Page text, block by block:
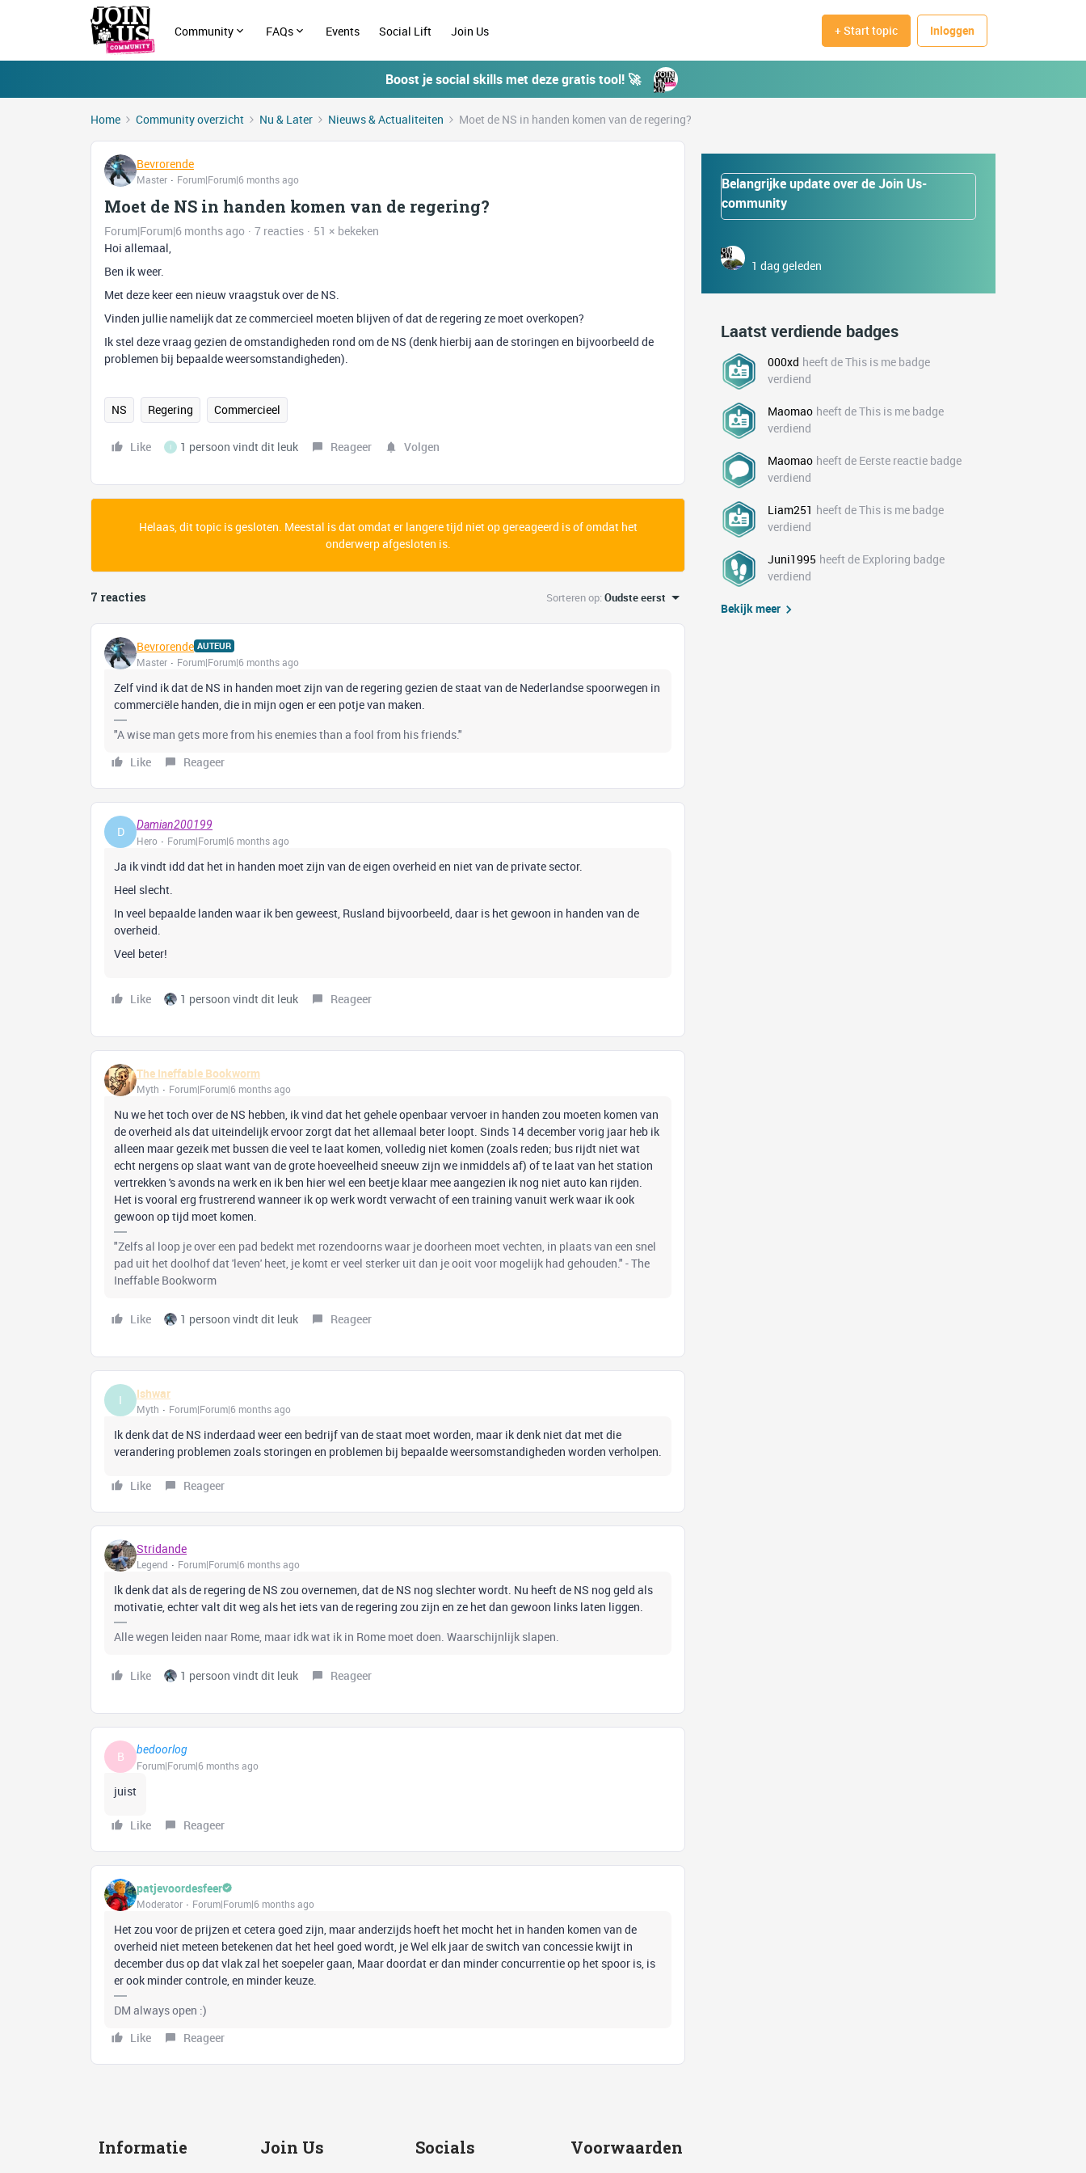
Community FAQs Events Social Lift Join Us + Start topic Inloggen
Boost je social skills met deze gratis tool! 🚀
Home Community overzicht Nu & Later Nieuws & Actualiteiten Moet de NS in handen komen van de regering?
Bevrorende
Master Forum|Forum|6 months ago
Moet de NS in handen komen van de regering?
Forum|Forum|6 months ago 7 reacties
51 × bekeken
Hoi allemaal,
Ben ik weer.
Met deze keer een nieuw vraagstuk over de NS.
Vinden jullie namelijk dat ze commercieel moeten blijven of dat de regering ze moet overkopen?
Ik stel deze vraag gezien de omstandigheden rond om de NS (denk hierbij aan de storingen en bijvoorbeeld de
problemen bij bepaalde weersomstandigheden).
NS Regering Commercieel
Like I 1 persoon vindt dit leuk Reageer Volgen
Helaas, dit topic is gesloten. Meestal is dat omdat er langere tijd niet op gereageerd is of omdat het
onderwerp afgesloten is.
7 reacties Sorteren op:Oudste eerst
Bevrorende AUTEUR
Master Forum|Forum|6 months ago
Zelf vind ik dat de NS in handen moet zijn van de regering gezien de staat van de Nederlandse spoorwegen in
commerciële handen, die in mijn ogen er een potje van maken.
"A wise man gets more from his enemies than a fool from his friends."
Like
Reageer
D
Damian200199
Hero
Forum|Forum|6 months ago
Ja ik vindt idd dat het in handen moet zijn van de eigen overheid en niet van de private sector.
Heel slecht.
In veel bepaalde landen waar ik ben geweest, Rusland bijvoorbeeld, daar is het gewoon in handen van de
overheid.
Veel beter!
Like 1 persoon vindt dit leuk Reageer
The Ineffable Bookworm
Myth Forum|Forum|6 months ago
Nu we het toch over de NS hebben, ik vind dat het gehele openbaar vervoer in handen zou moeten komen van
de overheid als dat uiteindelijk ervoor zorgt dat het allemaal beter loopt. Sinds 14 december vorig jaar heb ik
alleen maar gezeik met bussen die veel te laat komen, volledig niet komen (zoals reden; bus rijdt niet wat
echt nergens op slaat want van de grote hoeveelheid sneeuw zijn we inmiddels af) of te laat van het station
vertrekken 's avonds na werk en ik ben hier wel een beetje klaar mee aangezien ik nog niet auto kan rijden.
Het is vooral erg frustrerend wanneer ik op werk wordt verwacht of een training vanuit werk waar ik ook
gewoon op tijd moet komen.
"Zelfs al loop je over een pad bedekt met rozendoorns waar je doorheen moet vechten, in plaats van een snel
pad uit het doolhof dat 'leven' heet, je komt er veel sterker uit dan je ooit voor mogelijk had gehouden." - The
Ineffable Bookworm
Like 1 persoon vindt dit leuk Reageer
I Ishwar
Myth Forum|Forum|6 months ago
Ik denk dat de NS inderdaad weer een bedrijf van de staat moet worden, maar ik denk niet dat met die
verandering problemen zoals storingen en problemen bij bepaalde weersomstandigheden worden verholpen.
Like Reageer
Stridande
Legend Forum|Forum|6 months ago
Ik denk dat als de regering de NS zou overnemen, dat de NS nog slechter wordt. Nu heeft de NS nog geld als
motivatie, echter valt dit weg als het iets van de regering zou zijn en ze het dan gewoon links laten liggen.
Alle wegen leiden naar Rome, maar idk wat ik in Rome moet doen. Waarschijnlijk slapen.
Like 1 persoon vindt dit leuk Reageer
B
bedoorlog
Forum|Forum|6 months ago
juist
Like Reageer
patjevoordesfeer
Moderator Forum|Forum|6 months ago
Het zou voor de prijzen et cetera goed zijn, maar anderzijds hoeft het mocht het in handen komen van de
overheid niet meteen betekenen dat het heel goed wordt, je Wel elk jaar de switch van concessie kwijt in
december dus op dat vlak zal het soepeler gaan, Maar doordat er dan minder concurrentie op het spoor is, is
er ook minder controle, en minder keuze.
DM always open :)
Like
Reageer
Belangrijke update over de Join Us-
community
1 dag geleden
Laatst verdiende badges
000xd heeft de This is me badge
verdiend
Maomao heeft de This is me badge
verdiend
Maomao heeft de Eerste reactie badge
verdiend
Liam251 heeft de This is me badge
verdiend
Juni1995 heeft de Exploring badge
verdiend
Bekijk meer
Informatie Join Us Socials Voorwaarden